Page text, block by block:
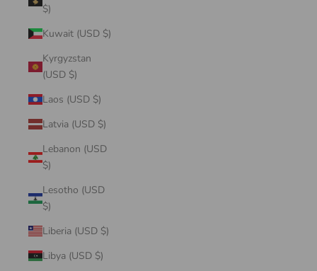
$)
Kuwait (USD $)
Kyrgyzstan
(USD $)
Laos (USD $)
Latvia (USD $)
Lebanon (USD
$)
Lesotho (USD
$)
Liberia (USD $)
Libya (USD $)